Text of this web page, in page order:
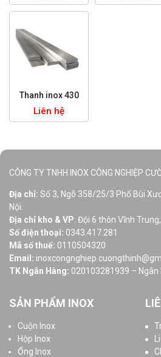
Thanh inox 430
Liên hệ
CÔNG TY TNHH INOX CÔNG NGHIỆP
Địa chỉ: Số 3, Ngõ 358/25/3 Phố Bùi
Nội.
Địa chỉ kho & VP: Đội 6 thôn Vĩnh Trung,
Số điện thoại: 0343.417.281
Mã số thuế: 0110504320
Email:
TK Ngân Hàng: 020103281939 –
SẢN PHẨM INOX
Cuộn Inox
Hộp Inox
Ống Inox